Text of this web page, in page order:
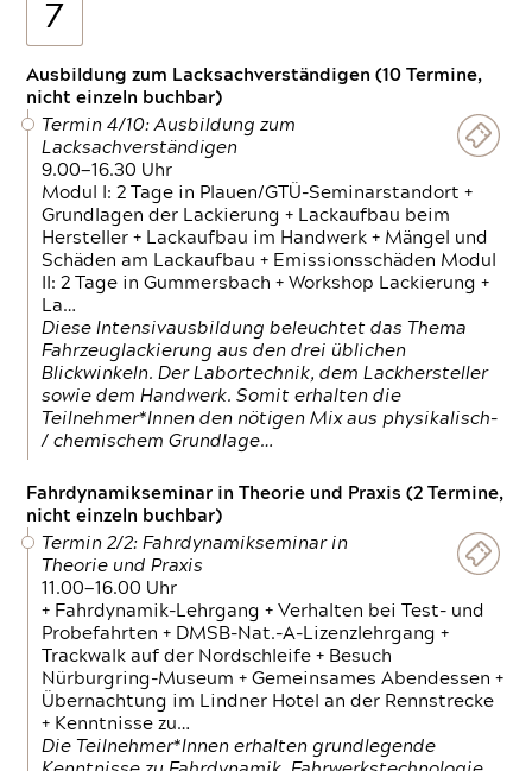
7
Ausbildung zum Lacksachverständigen (10 Termine,
nicht einzeln buchbar)
Termin 4/10: Ausbildung zum
Lacksachverständigen
9.00—16.30 Uhr
Modul I: 2 Tage in Plauen/GTÜ-Seminarstandort +
Grundlagen der Lackierung + Lackaufbau beim
Hersteller + Lackaufbau im Handwerk + Mängel und
Schäden am Lackaufbau + Emissionsschäden Modul
II: 2 Tage in Gummersbach + Workshop Lackierung +
La…
Diese Intensivausbildung beleuchtet das Thema
Fahrzeuglackierung aus den drei üblichen
Blickwinkeln. Der Labortechnik, dem Lackhersteller
sowie dem Handwerk. Somit erhalten die
Teilnehmer*Innen den nötigen Mix aus physikalisch-
/ chemischem Grundlage…
Fahrdynamikseminar in Theorie und Praxis (2 Termine,
nicht einzeln buchbar)
Termin 2/2: Fahrdynamikseminar in
Theorie und Praxis
11.00—16.00 Uhr
+ Fahrdynamik-Lehrgang + Verhalten bei Test- und
Probefahrten + DMSB-Nat.-A-Lizenzlehrgang +
Trackwalk auf der Nordschleife + Besuch
Nürburgring-Museum + Gemeinsames Abendessen +
Übernachtung im Lindner Hotel an der Rennstrecke
+ Kenntnisse zu…
Die Teilnehmer*Innen erhalten grundlegende